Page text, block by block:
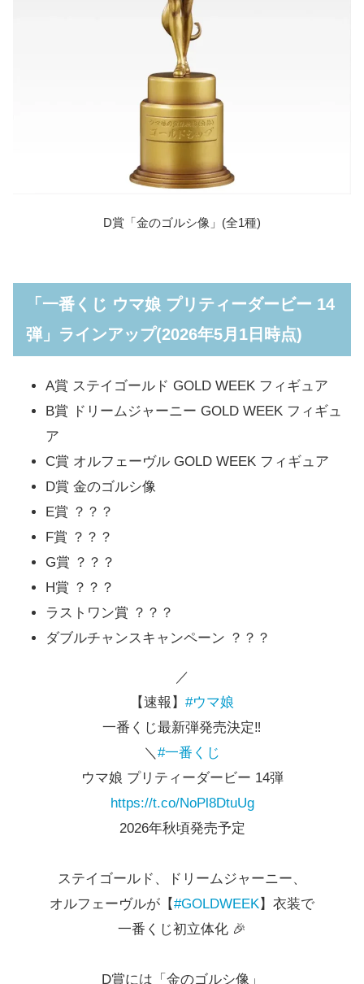
D賞「金のゴルシ像」(全1種)
「一番くじ ウマ娘 プリティーダービー 14
弾」ラインアップ(2026年5月1日時点)
A賞 ステイゴールド GOLD WEEK フィギュア
B賞 ドリームジャーニー GOLD WEEK フィギュ
ア
C賞 オルフェーヴル GOLD WEEK フィギュア
D賞 金のゴルシ像
E賞 ？？？
F賞 ？？？
G賞 ？？？
H賞 ？？？
ラストワン賞 ？？？
ダブルチャンスキャンペーン ？？？
／
【速報】 #ウマ娘
一番くじ最新弾発売決定‼️
＼ #一番くじ
ウマ娘 プリティーダービー 14弾
https://t.co/NoPl8DtuUg
2026年秋頃発売予定
ステイゴールド、ドリームジャーニー、
オルフェーヴルが【#GOLDWEEK】衣装で
一番くじ初立体化 🎉
D賞には「金のゴルシ像」